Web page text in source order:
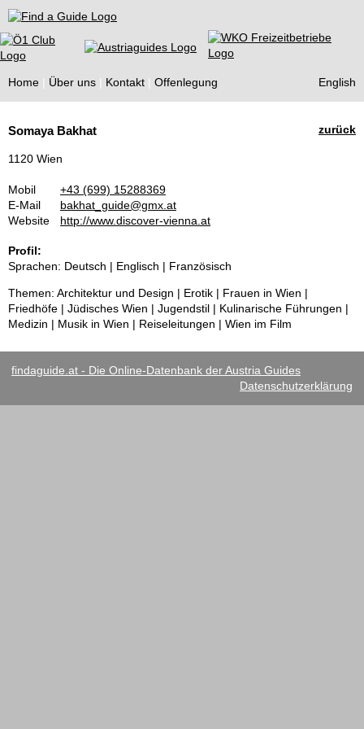
Find a Guide
Home Über uns Kontakt Offenlegung English
Guides
zurück
Somaya Bakhat
1120 Wien
Mobil
+43 (699) 15288369
E-Mail
bakhat_guide@gmx.at
Website
http://www.discover-vienna.at
Profil:
Sprachen: Deutsch | Englisch | Französisch
Themen: Architektur und Design | Erotik | Frauen in Wien |
Friedhöfe | Jüdisches Wien | Jugendstil | Kulinarische Führungen |
Medizin | Musik in Wien | Reiseleitungen | Wien im Film
findaguide.at - Die Online-Datenbank der Austria Guides
Datenschutzerklärung